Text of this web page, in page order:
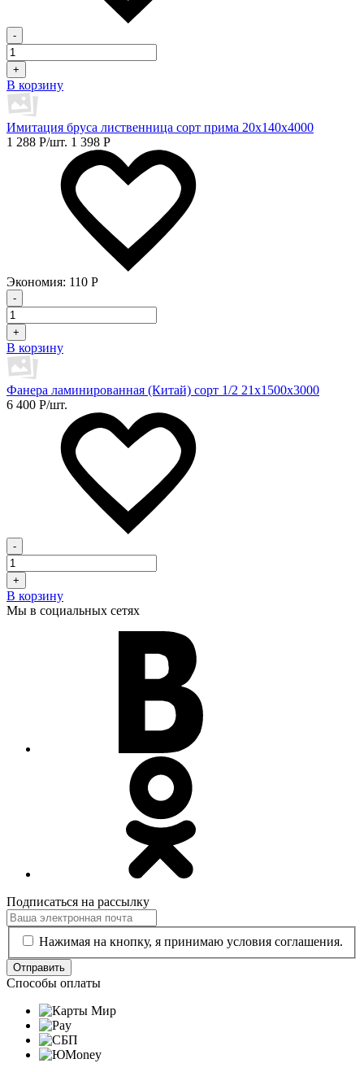
-
+
В корзину
Имитация бруса лиственница сорт прима 20х140х4000
1 288 Р/шт. 1 398 Р
Экономия: 110 Р
-
+
В корзину
Фанера ламинированная (Китай) сорт 1/2 21х1500х3000
6 400 Р/шт.
-
+
В корзину
Мы в социальных сетях
Подписаться на рассылку
Нажимая на кнопку, я принимаю условия соглашения.
Отправить
Способы оплаты